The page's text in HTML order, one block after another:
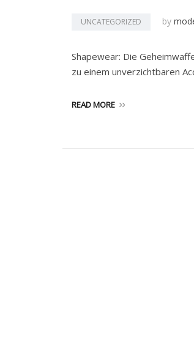
UNCATEGORIZED by
Shapewear: Die
zu einem unverzichtbaren
READ MORE